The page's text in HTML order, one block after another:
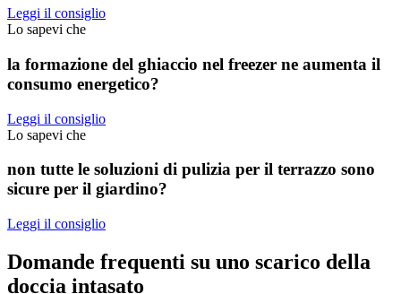
Leggi il consiglio
Lo sapevi che
la formazione del ghiaccio nel freezer ne aumenta il
consumo energetico?
Leggi il consiglio
Lo sapevi che
non tutte le soluzioni di pulizia per il terrazzo sono
sicure per il giardino?
Leggi il consiglio
Domande frequenti su uno scarico della
doccia intasato